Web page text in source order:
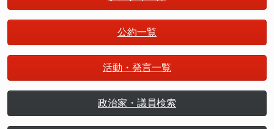
公約一覧
活動・発言一覧
政治家・議員検索